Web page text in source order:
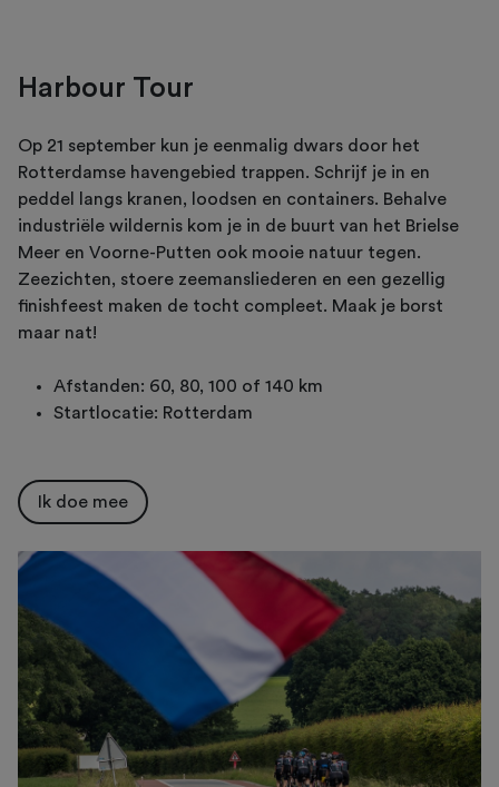
Harbour Tour
Op 21 september kun je eenmalig dwars door het
Rotterdamse havengebied trappen. Schrijf je in en
peddel langs kranen, loodsen en containers. Behalve
industriële wildernis kom je in de buurt van het Brielse
Meer en Voorne-Putten ook mooie natuur tegen.
Zeezichten, stoere zeemansliederen en een gezellig
finishfeest maken de tocht compleet. Maak je borst
maar nat!
Afstanden: 60, 80, 100 of 140 km
Startlocatie: Rotterdam
Ik doe mee